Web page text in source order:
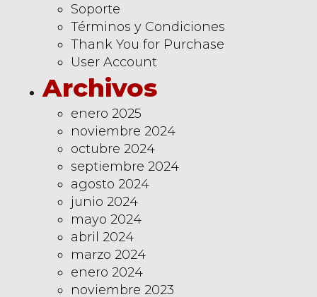
Soporte
Términos y Condiciones
Thank You for Purchase
User Account
Archivos
enero 2025
noviembre 2024
octubre 2024
septiembre 2024
agosto 2024
junio 2024
mayo 2024
abril 2024
marzo 2024
enero 2024
noviembre 2023